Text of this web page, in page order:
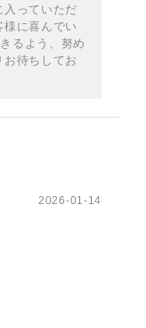
っていただ
に喜んでい
るよう、努め
待ちしてお
2026-01-14